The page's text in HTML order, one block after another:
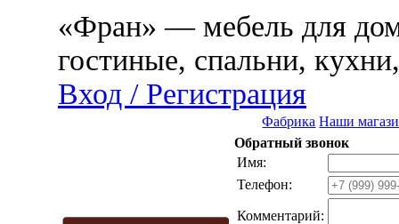
«Фран» — мебель для
гостиные, спальни,
Вход / Регистрация
Фабрика Наши
Обратный звонок
Имя:
Телефон:
Комментарий: